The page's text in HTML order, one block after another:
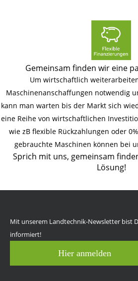
Gemeinsam finden wir eine
Um wirtschaftlich
Maschinenanschaffungen notwendig
kann man warten bis der Markt sich
eine Reihe von wirtschaftlichen
wie zB flexible Rückzahlungen oder
gebrauchte Maschinen können bei
Sprich mit uns, gemeinsam
Lösung!
Mit unserem Landtechnik-Newsletter bist
informiert!
Hier anmelden